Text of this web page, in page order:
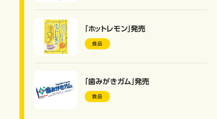
「ホットレモン」発売
食品
「歯みがきガム」発売
食品